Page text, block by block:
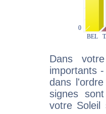
Dans
importants
dans
signes
votre